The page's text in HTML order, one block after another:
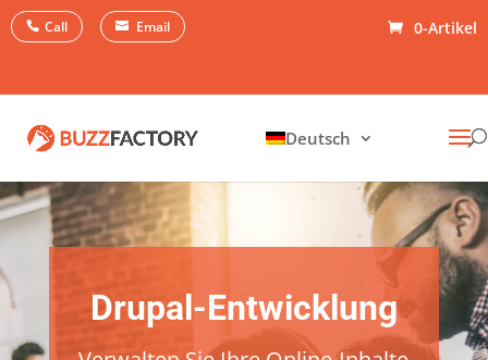
Call Email 0-Artikel
Deutsch
Drupal-Entwicklung